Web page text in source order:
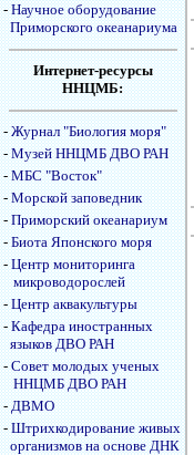
-Научное оборудование
Приморского океанариума
Интернет-ресурсы
ННЦМБ:
-Журнал "Биология моря"
-Музей ННЦМБ ДВО РАН
-МБС "Восток"
-Морской заповедник
-Приморский океанариум
-Биота Японского моря
-Центр мониторинга
микроводорослей
-Центр аквакультуры
-Кафедра иностранных
языков ДВО РАН
-Совет молодых ученых
ННЦМБ ДВО РАН
-ДВМО
-Штрихкодирование живых
организмов на основе ДНК